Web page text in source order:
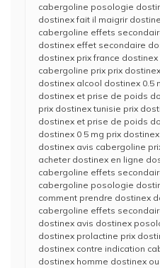
cabergoline posologie
dostinex fait il maigrir
cabergoline effets
dostinex effet secondaire
dostinex prix france
cabergoline prix prix dostinex
dostinex alcool dostinex 0.5
dostinex et prise de poids
prix dostinex tunisie prix
dostinex et prise de poids
dostinex 0 5 mg prix
dostinex avis cabergoline
acheter dostinex en ligne
cabergoline effets
cabergoline posologie
comment prendre dostinex
cabergoline effets
dostinex avis dostinex
dostinex prolactine prix
dostinex contre indication
dostinex homme dostinex